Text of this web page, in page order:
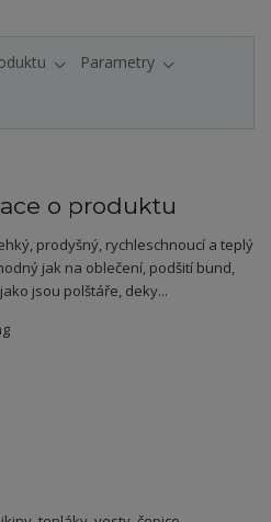
Parametry
o produktu
prodyšný, rychleschnoucí a teplý
jak na oblečení, podšití bund,
jsou polštáře, deky...